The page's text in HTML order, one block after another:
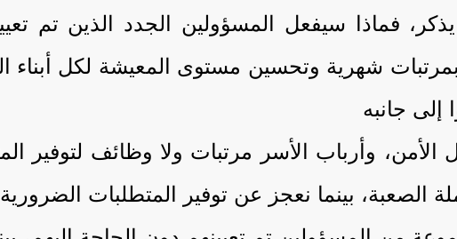
فماذا سيفعل المسؤولين الجدد الذين تم
شهرية وتحسين مستوى المعيشة لكل أبناء
إلى جانبه
وأرباب الأسر مرتبات ولا وظائف لتوفير
الصعبة، بينما نعجز عن توفير المتطلبات